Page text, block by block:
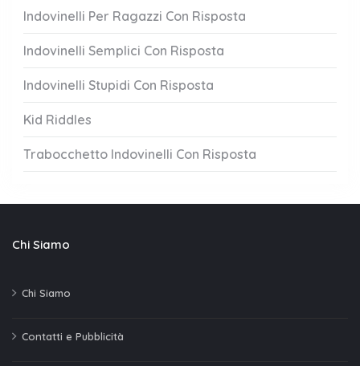
Indovinelli Per Ragazzi Con Risposta
Indovinelli Semplici Con Risposta
Indovinelli Stupidi Con Risposta
Kid Riddles
Trabocchetto Indovinelli Con Risposta
Chi Siamo
Chi Siamo
Contatti e Pubblicità